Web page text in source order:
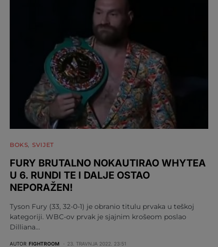
BOKS SVIJET
FURY BRUTALNO NOKAUTIRAO WHYTEA
U 6. RUNDI TE I DALJE OSTAO
NEPORAŽEN!
Tyson Fury (33, 32-0-1) je obranio titulu prvaka u teškoj
kategoriji. WBC-ov prvak je sjajnim krošeom poslao
Dilliana…
AUTOR FIGHTROOM 23. TRAVNJA 2022. 23:51